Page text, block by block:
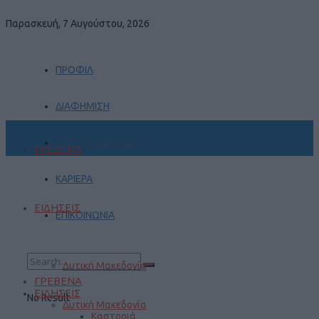
Παρασκευή, 7 Αυγούστου, 2026
ΠΡΟΦΙΛ
ΔΙΑΦΗΜΙΣΗ
ΚΑΡΙΕΡΑ
ΕΠΙΚΟΙΝΩΝΙΑ
No Result
ΓΡΕΒΕΝΑ
ΕΙΔΗΣΕΙΣ
Δυτική Μακεδονία
ΓΡΕΒΕΝΑ
ΕΙΔΗΣΕΙΣ
Δυτική Μακεδονία
Καστοριά